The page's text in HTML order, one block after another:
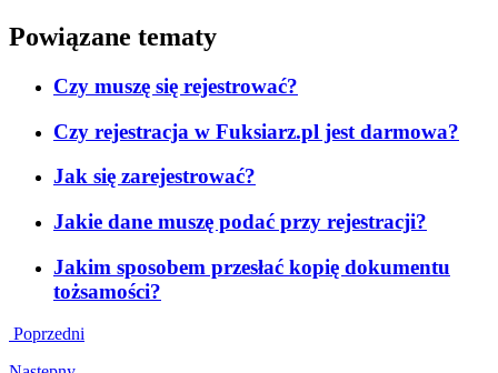
Powiązane tematy
Czy muszę się rejestrować?
Czy rejestracja w Fuksiarz.pl jest darmowa?
Jak się zarejestrować?
Jakie dane muszę podać przy rejestracji?
Jakim sposobem przesłać kopię dokumentu
tożsamości?
Poprzedni